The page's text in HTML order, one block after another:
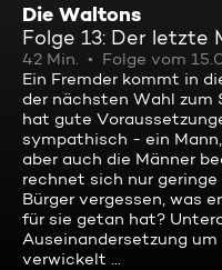
Die Waltons
Folge 13: Der letzte
42 Min.
Folge vom
Ein Fremder kommt in
der nächsten Wahl zum
hat gute
sympathisch - ein
aber auch die Männer
rechnet sich nur
Bürger vergessen, was
für sie getan hat?
Auseinandersetzung
verwickelt ...